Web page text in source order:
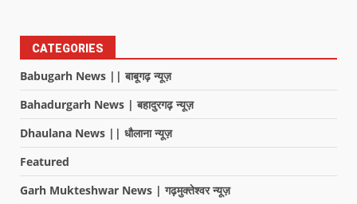
CATEGORIES
Babugarh News || बाबूगढ़ न्यूज़
Bahadurgarh News | बहादुरगढ़ न्यूज़
Dhaulana News || धौलाना न्यूज़
Featured
Garh Mukteshwar News | गढ़मुक्तेश्वर न्यूज़